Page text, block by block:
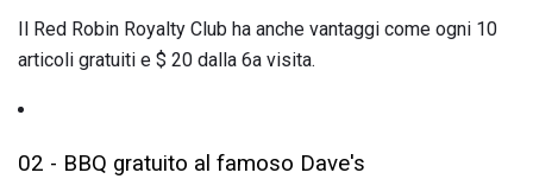
Il Red Robin Royalty Club ha anche vantaggi come ogni 10
articoli gratuiti e $ 20 dalla 6a visita.
02 - BBQ gratuito al famoso Dave's